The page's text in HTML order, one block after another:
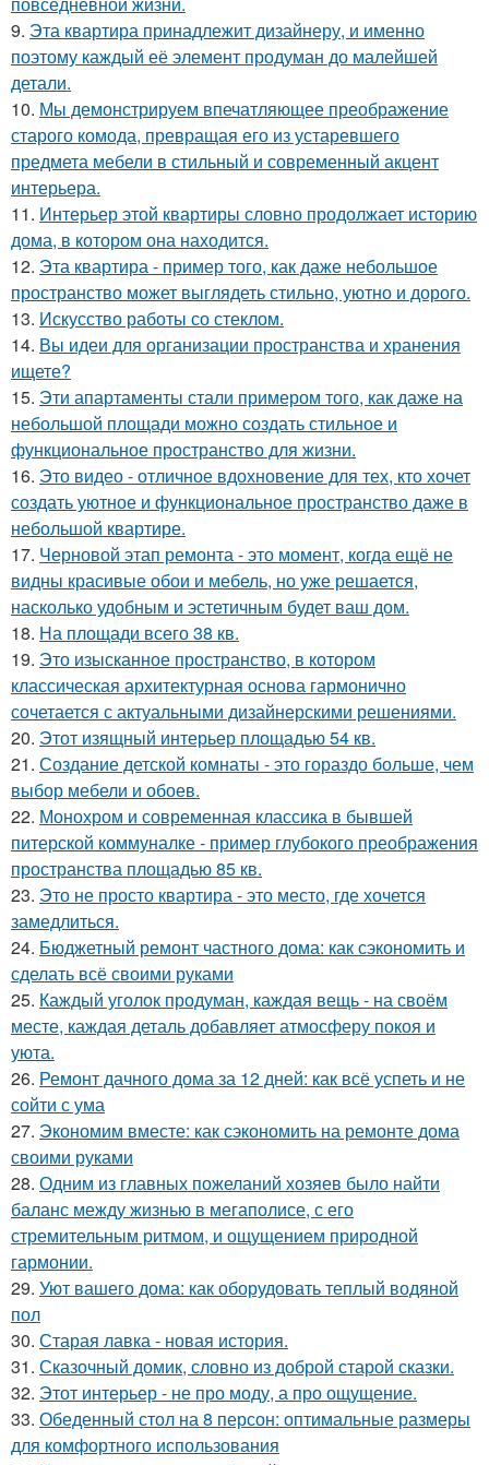
9. Эта квартира принадлежит дизайнеру, и именно
поэтому каждый её элемент продуман до малейшей
детали.
10. Мы демонстрируем впечатляющее преображение
старого комода, превращая его из устаревшего
предмета мебели в стильный и современный акцент
интерьера.
11. Интерьер этой квартиры словно продолжает историю
дома, в котором она находится.
12. Эта квартира - пример того, как даже небольшое
пространство может выглядеть стильно, уютно и дорого.
13. Искусство работы со стеклом.
14. Вы идеи для организации пространства и хранения
ищете?
15. Эти апартаменты стали примером того, как даже на
небольшой площади можно создать стильное и
функциональное пространство для жизни.
16. Это видео - отличное вдохновение для тех, кто хочет
создать уютное и функциональное пространство даже в
небольшой квартире.
17. Черновой этап ремонта - это момент, когда ещё не
видны красивые обои и мебель, но уже решается,
насколько удобным и эстетичным будет ваш дом.
18. На площади всего 38 кв.
19. Это изысканное пространство, в котором
классическая архитектурная основа гармонично
сочетается с актуальными дизайнерскими решениями.
20. Этот изящный интерьер площадью 54 кв.
21. Создание детской комнаты - это гораздо больше, чем
выбор мебели и обоев.
22. Монохром и современная классика в бывшей
питерской коммуналке - пример глубокого преображения
пространства площадью 85 кв.
23. Это не просто квартира - это место, где хочется
замедлиться.
24. Бюджетный ремонт частного дома: как сэкономить и
сделать всё своими руками
25. Каждый уголок продуман, каждая вещь - на своём
месте, каждая деталь добавляет атмосферу покоя и
уюта.
26. Ремонт дачного дома за 12 дней: как всё успеть и не
сойти с ума
27. Экономим вместе: как сэкономить на ремонте дома
своими руками
28. Одним из главных пожеланий хозяев было найти
баланс между жизнью в мегаполисе, с его
стремительным ритмом, и ощущением природной
гармонии.
29. Уют вашего дома: как оборудовать теплый водяной
пол
30. Старая лавка - новая история.
31. Сказочный домик, словно из доброй старой сказки.
32. Этот интерьер - не про моду, а про ощущение.
33. Обеденный стол на 8 персон: оптимальные размеры
для комфортного использования